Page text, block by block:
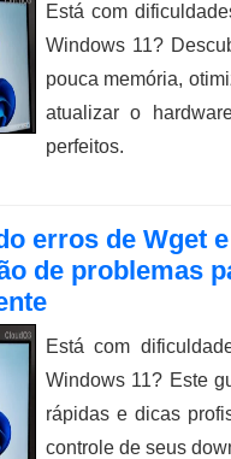
Está com
Windows 11?
pouca memória,
atualizar o
perfeitos.
erros de Wget
de problemas
Está com
Windows 11? Este
rápidas e dicas
controle de seus